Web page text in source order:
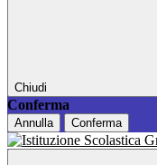
Chiudi
Conferma
Annulla Conferma